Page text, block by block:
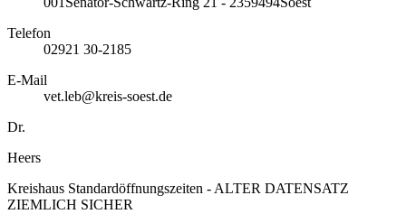
Telefon
02921 30-2185
E-Mail
vet.leb@kreis-soest.de
Dr.
Heers
Kreishaus Standardöffnungszeiten - ALTER DATENSATZ
ZIEMLICH SICHER